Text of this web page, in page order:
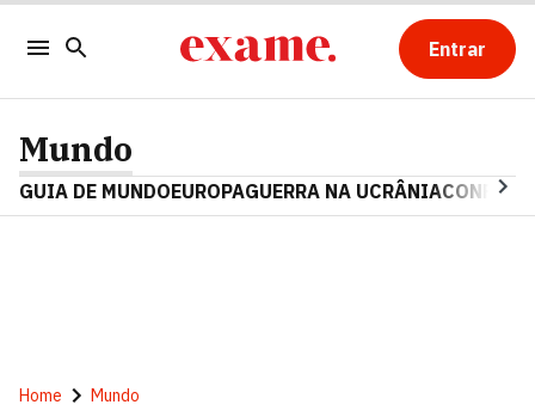
Entrar
Mundo
GUIA DE MUNDOEUROPAGUERRA NA UCRÂNIA
Home Mundo